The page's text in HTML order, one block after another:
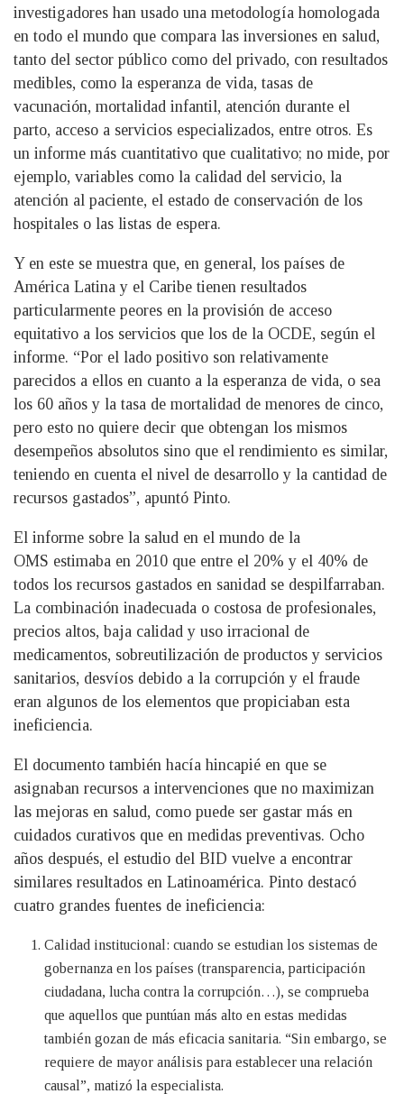
investigadores han usado una metodología homologada
en todo el mundo que compara las inversiones en salud,
tanto del sector público como del privado, con resultados
medibles, como la esperanza de vida, tasas de
vacunación, mortalidad infantil, atención durante el
parto, acceso a servicios especializados, entre otros. Es
un informe más cuantitativo que cualitativo; no mide, por
ejemplo, variables como la calidad del servicio, la
atención al paciente, el estado de conservación de los
hospitales o las listas de espera.
Y en este se muestra que, en general, los países de
América Latina y el Caribe tienen resultados
particularmente peores en la provisión de acceso
equitativo a los servicios que los de la OCDE, según el
informe. “Por el lado positivo son relativamente
parecidos a ellos en cuanto a la esperanza de vida, o sea
los 60 años y la tasa de mortalidad de menores de cinco,
pero esto no quiere decir que obtengan los mismos
desempeños absolutos sino que el rendimiento es similar,
teniendo en cuenta el nivel de desarrollo y la cantidad de
recursos gastados”, apuntó Pinto.
El informe sobre la salud en el mundo de la
OMS estimaba en 2010 que entre el 20% y el 40% de
todos los recursos gastados en sanidad se despilfarraban.
La combinación inadecuada o costosa de profesionales,
precios altos, baja calidad y uso irracional de
medicamentos, sobreutilización de productos y servicios
sanitarios, desvíos debido a la corrupción y el fraude
eran algunos de los elementos que propiciaban esta
ineficiencia.
El documento también hacía hincapié en que se
asignaban recursos a intervenciones que no maximizan
las mejoras en salud, como puede ser gastar más en
cuidados curativos que en medidas preventivas. Ocho
años después, el estudio del BID vuelve a encontrar
similares resultados en Latinoamérica. Pinto destacó
cuatro grandes fuentes de ineficiencia:
Calidad institucional: cuando se estudian los sistemas de
gobernanza en los países (transparencia, participación
ciudadana, lucha contra la corrupción…), se comprueba
que aquellos que puntúan más alto en estas medidas
también gozan de más eficacia sanitaria. “Sin embargo, se
requiere de mayor análisis para establecer una relación
causal”, matizó la especialista.